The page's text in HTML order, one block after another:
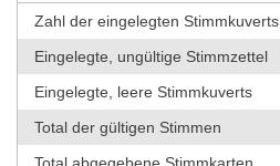
Zahl der eingelegten Stimmkuverts
Eingelegte, ungültige Stimmzettel
Eingelegte, leere Stimmkuverts
Total der gültigen Stimmen
Total abgegebene Stimmkarten